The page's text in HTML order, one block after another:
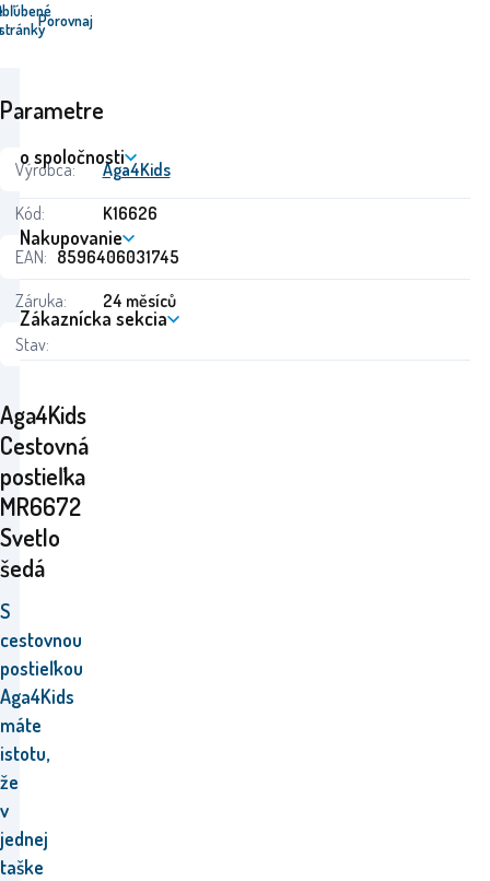
stránkyPorovnaj
Aga4Kids
Cestovná
postieľka
MR6672
Svetlo
šedá
S
cestovnou
postieľkou
Aga4Kids
máte
istotu,
že
v
jednej
taške
Parametre
Výrobca:
Aga4Kids
Kód:
K16626
EAN: 8596406031745
Záruka:
24 měsíců
Stav:
o spoločnosti
Nakupovanie
Zákaznícka sekcia